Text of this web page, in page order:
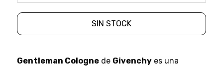
SIN STOCK
Gentleman Colognede Givenchyes una